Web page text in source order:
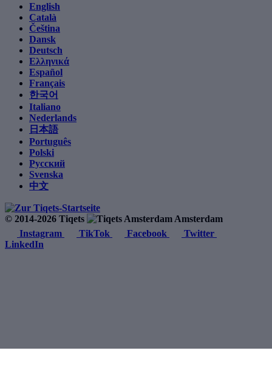
English
Català
Čeština
Dansk
Deutsch
Ελληνικά
Español
Français
한국어
Italiano
Nederlands
日本語
Português
Polski
Русский
Svenska
中文
© 2014-2026 Tiqets
Amsterdam
Instagram
TikTok Facebook
Twitter
LinkedIn